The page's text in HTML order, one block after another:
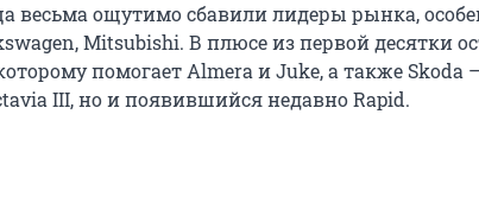
весьма ощутимо сбавили лидеры рынка,
Mitsubishi. В плюсе из первой десятки
помогает Almera и Juke, а также Skoda
III, но и появившийся недавно Rapid.